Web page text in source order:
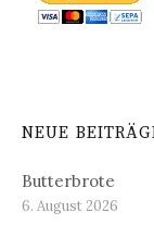
NEUE
Butterbrote
6. August 2026